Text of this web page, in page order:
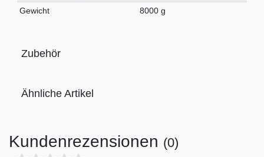
Gewicht
8000 g
Zubehör
Ähnliche Artikel
Kundenrezensionen (0)